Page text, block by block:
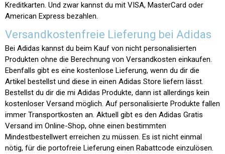
Kreditkarten. Und zwar kannst du mit VISA, MasterCard oder
American Express bezahlen.
Versandkostenfreie Lieferung bei Adidas
Bei Adidas kannst du beim Kauf von nicht personalisierten
Produkten ohne die Berechnung von Versandkosten einkaufen.
Ebenfalls gibt es eine kostenlose Lieferung, wenn du dir die
Artikel bestellst und diese in einen Adidas Store liefern lässt.
Bestellst du dir die mi Adidas Produkte, dann ist allerdings kein
kostenloser Versand möglich. Auf personalisierte Produkte fallen
immer Transportkosten an. Aktuell gibt es den Adidas Gratis
Versand im Online-Shop, ohne einen bestimmten
Mindestbestellwert erreichen zu müssen. Es ist nicht einmal
nötig, für die portofreie Lieferung einen Rabattcode einzulösen.